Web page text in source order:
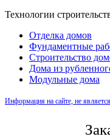
Технологии
Отделка домов
Фундаментные
Строительство
Дома из
Модульные дома
Информация на сайте, не